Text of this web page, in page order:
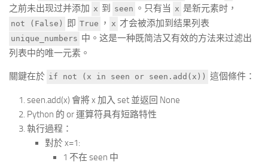
之前未出现过并添加 x 到 seen 。只有当 x 是新元素时，
not (False) 即 True ， x 才会被添加到结果列表
unique_numbers 中。这是一种既简洁又有效的方法来过滤出
列表中的唯一元素。
關鍵在於 if not (x in seen or seen.add(x)) 這個條件：
seen.add(x) 會將 x 加入 set 並返回 None
Python 的 or 運算符具有短路特性
執行過程：
對於 x=1:
1 不在 seen 中